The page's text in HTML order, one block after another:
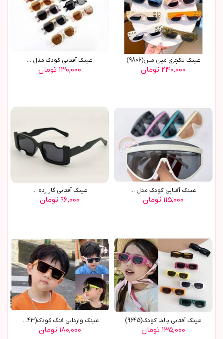
عینک لاکچری مین مین(9806)
۲۴۰,۰۰۰ تومان
عينک آفتابي کودک مدل ...
۱۳۰,۰۰۰ تومان
عينک آفتابي کودک مدل ...
۱۱۵,۰۰۰ تومان
عينک آفتابي گاز زده ...
۹۶,۰۰۰ تومان
عينک آفتابي پالما کودک(9645)
۱۳۵,۰۰۰ تومان
عينک وارداتي فنگ کودک(9643)
۱۸۰,۰۰۰ تومان